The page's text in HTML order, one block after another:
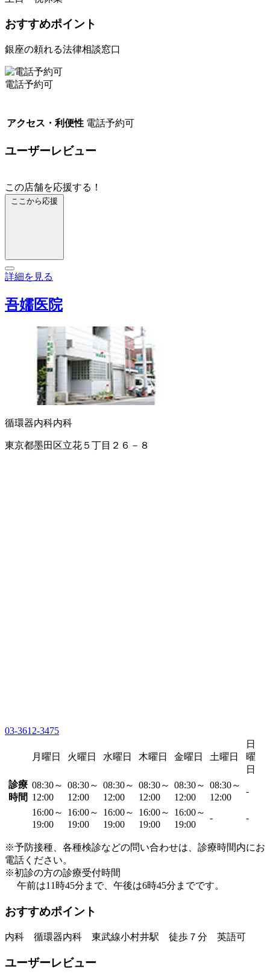
おすすめポイント
銀座の頼れる法律相談窓口
電話予約可
アクセス・利便性 電話予約可
ユーザーレビュー
この店舗を応援する！
ここから応援
詳細を見る
吾嬬医院
循環器内科内科
東京都墨田区立花５丁目２６－８
03-3612-3475
月曜日 火曜日 水曜日 木曜日 金曜日 土曜日
日
曜
日
診療
時間
08:30～
12:00
08:30～
12:00
08:30～
12:00
08:30～
12:00
08:30～
12:00
08:30～
12:00
-
16:00～
19:00
16:00～
19:00
16:00～
19:00
16:00～
19:00
16:00～
19:00
- -
※予防接種、各種検診などの問い合わせは、診療時間内にお
電話ください。
※初診の方の診療受付時間
午前は11時45分まで、午後は6時45分までです。
おすすめポイント
内科 循環器内科 東武線小村井駅 徒歩７分 英語可
ユーザーレビュー